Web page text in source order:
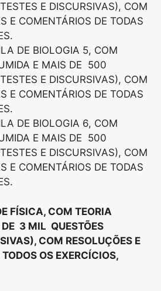
E DISCURSIVAS), COM
E COMENTÁRIOS DE TODAS
DE BIOLOGIA 5, COM
E MAIS DE 500
E DISCURSIVAS), COM
E COMENTÁRIOS DE TODAS
DE BIOLOGIA 6, COM
E MAIS DE 500
E DISCURSIVAS), COM
E COMENTÁRIOS DE TODAS
FÍSICA, COM TEORIA
3 MIL QUESTÕES
COM RESOLUÇÕES E
OS EXERCÍCIOS,